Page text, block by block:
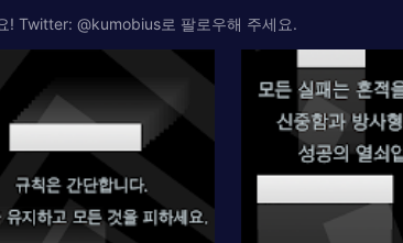
! Twitter: @kumobius로 팔로우해 주세요.